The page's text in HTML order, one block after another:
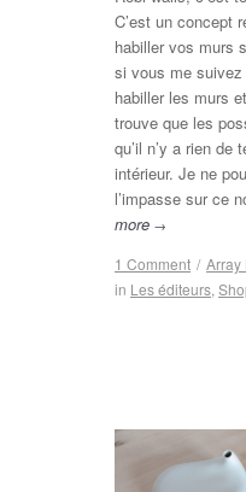
C’est un concept
habiller vos murs
si vous me suivez
habiller les murs
trouve que les
qu’il n’y a rien de
intérieur. Je ne
l’impasse sur ce
more →
1 Comment / Array
in Les éditeurs,